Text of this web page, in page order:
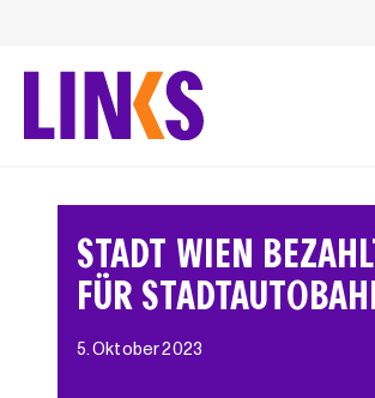
springen
STADT WIEN
FÜR
5. Oktober 2023